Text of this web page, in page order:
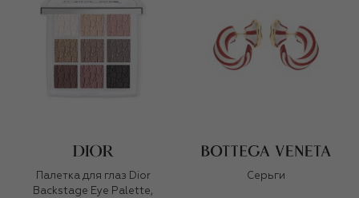
Палетка для глаз Dior
Backstage Eye Palette,
Серьги